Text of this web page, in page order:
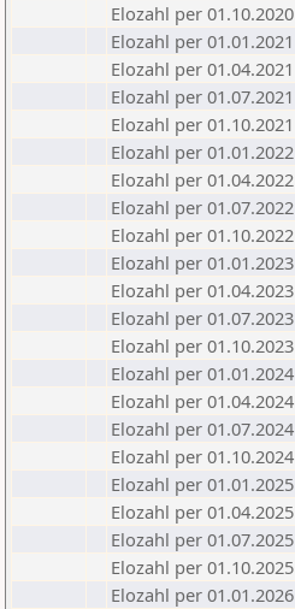
Elozahl per 01.10.2020
Elozahl per 01.01.2021
Elozahl per 01.04.2021
Elozahl per 01.07.2021
Elozahl per 01.10.2021
Elozahl per 01.01.2022
Elozahl per 01.04.2022
Elozahl per 01.07.2022
Elozahl per 01.10.2022
Elozahl per 01.01.2023
Elozahl per 01.04.2023
Elozahl per 01.07.2023
Elozahl per 01.10.2023
Elozahl per 01.01.2024
Elozahl per 01.04.2024
Elozahl per 01.07.2024
Elozahl per 01.10.2024
Elozahl per 01.01.2025
Elozahl per 01.04.2025
Elozahl per 01.07.2025
Elozahl per 01.10.2025
Elozahl per 01.01.2026